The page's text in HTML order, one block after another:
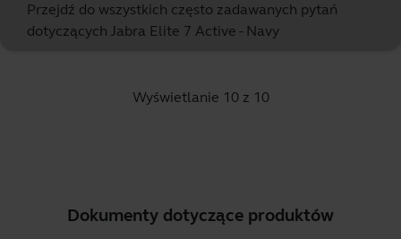
Przejdź do wszystkich często zadawanych pytań
dotyczących Jabra Elite 7 Active - Navy
Wyświetlanie 10 z 10
Dokumenty dotyczące produktów